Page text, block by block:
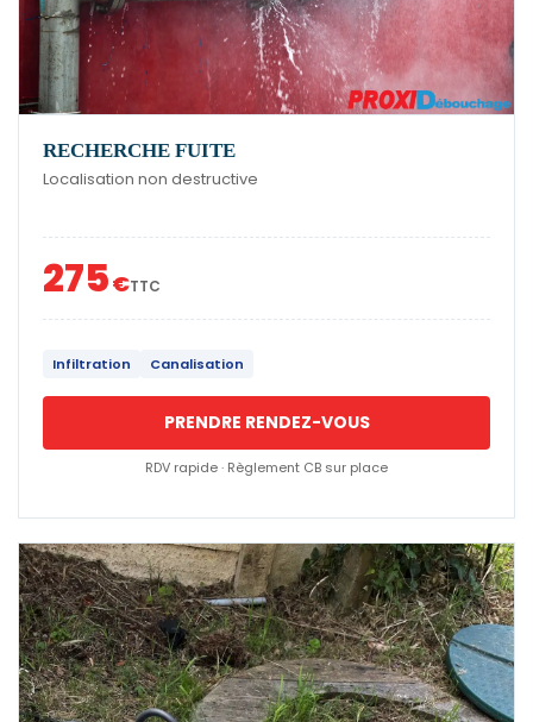
RECHERCHE FUITE
Localisation non destructive
275€TTC
Infiltration Canalisation
PRENDRE RENDEZ-VOUS
RDV rapide · Règlement CB sur place